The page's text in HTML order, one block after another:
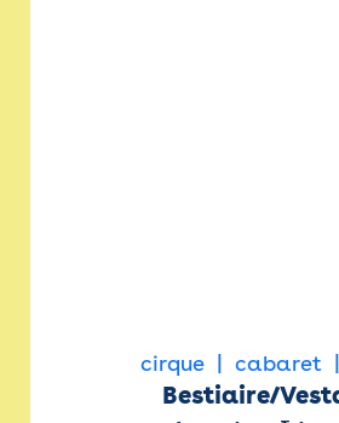
cirque cabaret
Bestiaire/